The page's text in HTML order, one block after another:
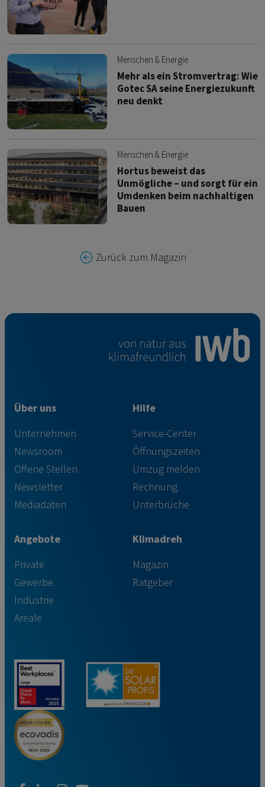
Menschen & Energie
Mehr als ein Stromvertrag: Wie
Gotec SA seine Energiezukunft
neu denkt
Menschen & Energie
Hortus beweist das
Unmögliche – und sorgt für ein
Umdenken beim nachhaltigen
Bauen
Zurück zum Magazin
Über uns
Unternehmen
Newsroom
Offene Stellen
Newsletter
Mediadaten
Hilfe
Service-Center
Öffnungszeiten
Umzug melden
Rechnung
Unterbrüche
Angebote
Private
Gewerbe
Industrie
Areale
Klimadreh
Magazin
Ratgeber